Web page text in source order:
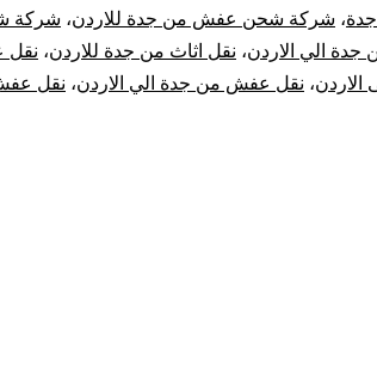
|
نقل
، شركة شحن عفش من جدة للاردن، شركة
الي الاردن، نقل اثاث من جدة للاردن، نقل
، نقل عفش من جدة الي الاردن، نقل